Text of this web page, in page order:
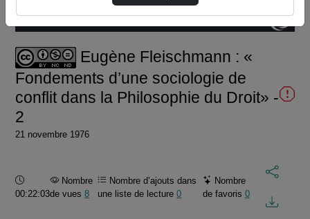
13.68%
dans
écran
Eugène Fleischmann : «
Fondements d’une sociologie de
conflit dans la Philosophie du Droit» -
2
21 novembre 1976
Durée :
00:22:03
Nombre
de vues 8
Nombre d’ajouts dans
une liste de lecture0
Nombre
de favoris 0